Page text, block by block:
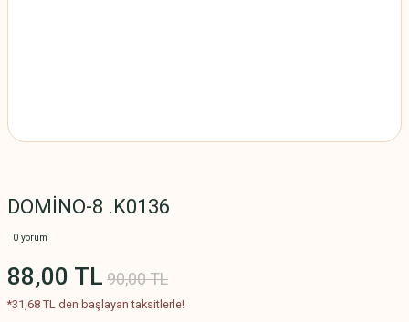
DOMİNO-8 .K0136
0 yorum
88,00 TL 90,00 TL
*31,68 TL den başlayan taksitlerle!